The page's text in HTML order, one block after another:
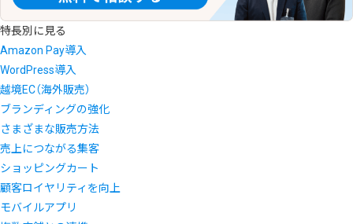
特長別に見る
Amazon Pay導入
WordPress導入
越境EC（海外販売）
ブランディングの強化
さまざまな販売方法
売上につながる集客
ショッピングカート
顧客ロイヤリティを向上
モバイルアプリ